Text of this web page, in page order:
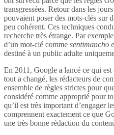
transgressées. Retour dans les
pouvaient poser des mots-clés sur
peu cohérent. Ces techniques
recherche très étrange. Par
d’un mot-clé comme sentimancho
destiné à un public adulte
En 2011, Google a lancé ce qui
tout a changé, les rédacteurs de
ensemble de règles strictes pour
considéré comme approprié pour
qu’il est très important d’engager
comprennent exactement ce que
une très bonne rédaction du